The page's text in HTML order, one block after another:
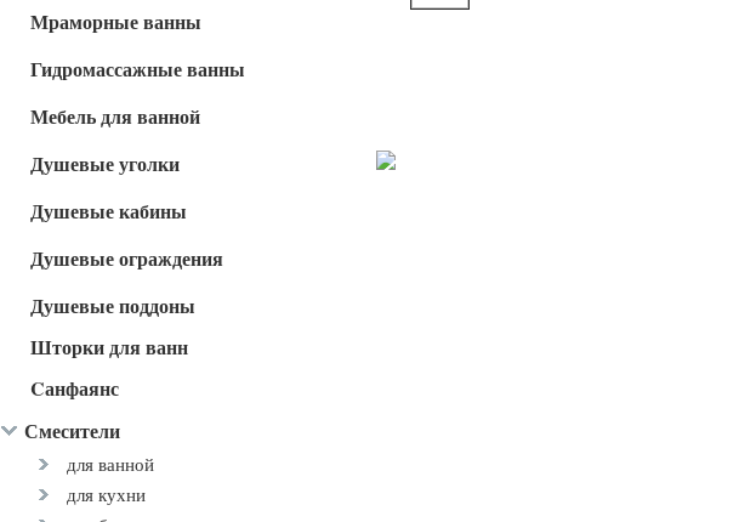
Мраморные ванны
Гидромассажные ванны
Мебель для ванной
Душевые уголки
Душевые кабины
Душевые ограждения
Душевые поддоны
Шторки для ванн
Cанфаянс
Смесители
для ванной
для кухни